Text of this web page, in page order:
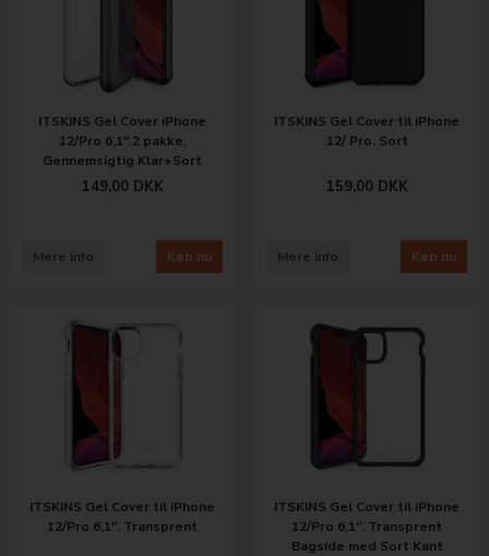
ITSKINS Gel Cover iPhone
12/Pro 6,1".2 pakke,
Gennemsigtig Klar+Sort
149,00 DKK
Køb nu
Mere info
ITSKINS Gel Cover til iPhone
12/ Pro. Sort
159,00 DKK
Køb nu
Mere info
ITSKINS Gel Cover til iPhone
12/Pro 6,1". Transprent
ITSKINS Gel Cover til iPhone
12/Pro 6,1". Transprent
Bagside med Sort Kant